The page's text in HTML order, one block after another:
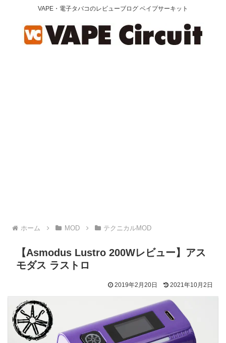
VAPE・電子タバコのレビューブログ ベイプサーキット
ホーム MOD テクニカルMOD
【Asmodus Lustro 200Wレビュー】アス
モダス ラストロ
2019年2月20日 2021年10月2日